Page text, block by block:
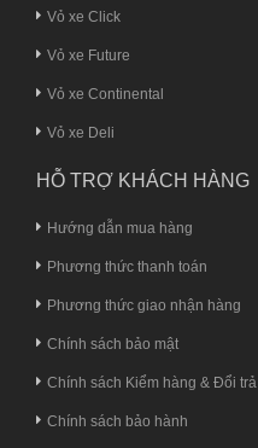
Vỏ xe Click
Vỏ xe Future
Vỏ xe Continental
Vỏ xe Deli
HỖ TRỢ KHÁCH HÀNG
Hướng dẫn mua hàng
Phương thức thanh toán
Phương thức giao nhận hàng
Chính sách bảo mật
Chính sách Kiểm hàng & Đổi trả
Chính sách bảo hành